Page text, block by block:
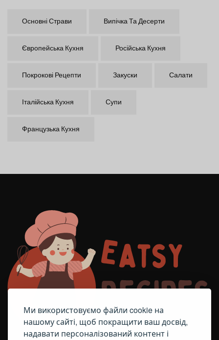
Ми використовуємо файли cookie на
нашому сайті, щоб покращити ваш досвід,
надавати персоналізований контент і
Основні Страви Випічка Та Десерти
Європейська Кухня Російська Кухня
Покрокові Рецепти Закуски Салати
Італійська Кухня Супи
Французька Кухня